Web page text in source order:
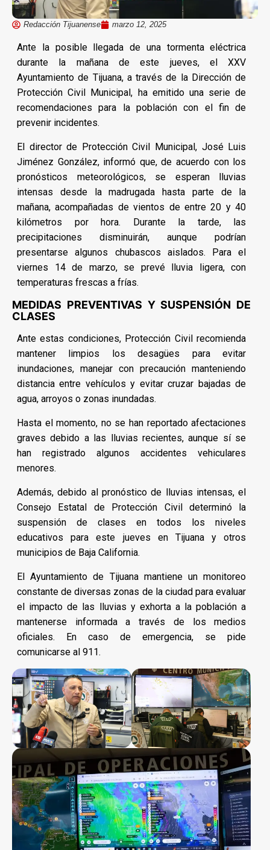
Redacción Tijuanense marzo 12, 2025
Ante la posible llegada de una tormenta eléctrica
durante la mañana de este jueves, el XXV
Ayuntamiento de Tijuana, a través de la Dirección de
Protección Civil Municipal, ha emitido una serie de
recomendaciones para la población con el fin de
prevenir incidentes.
El director de Protección Civil Municipal, José Luis
Jiménez González, informó que, de acuerdo con los
pronósticos meteorológicos, se esperan lluvias
intensas desde la madrugada hasta parte de la
mañana, acompañadas de vientos de entre 20 y 40
kilómetros por hora. Durante la tarde, las
precipitaciones disminuirán, aunque podrían
presentarse algunos chubascos aislados. Para el
viernes 14 de marzo, se prevé lluvia ligera, con
temperaturas frescas a frías.
MEDIDAS PREVENTIVAS Y SUSPENSIÓN DE
CLASES
Ante estas condiciones, Protección Civil recomienda
mantener limpios los desagües para evitar
inundaciones, manejar con precaución manteniendo
distancia entre vehículos y evitar cruzar bajadas de
agua, arroyos o zonas inundadas.
Hasta el momento, no se han reportado afectaciones
graves debido a las lluvias recientes, aunque sí se
han registrado algunos accidentes vehiculares
menores.
Además, debido al pronóstico de lluvias intensas, el
Consejo Estatal de Protección Civil determinó la
suspensión de clases en todos los niveles
educativos para este jueves en Tijuana y otros
municipios de Baja California.
El Ayuntamiento de Tijuana mantiene un monitoreo
constante de diversas zonas de la ciudad para evaluar
el impacto de las lluvias y exhorta a la población a
mantenerse informada a través de los medios
oficiales. En caso de emergencia, se pide
comunicarse al 911.